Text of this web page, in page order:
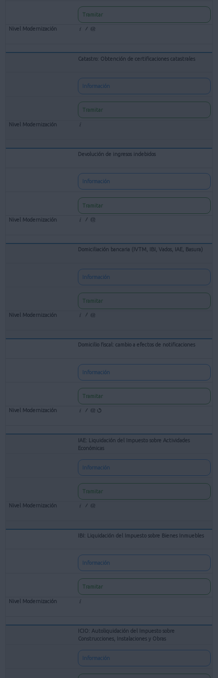
Tramitar
Catastro: Obtención de certificaciones catastrales
Información
Tramitar
Devolución de ingresos indebidos
Información
Tramitar
Domiciliación bancaria (IVTM, IBI, Vados, IAE, Basura)
Información
Tramitar
Domicilio fiscal: cambio a efectos de notificaciones
Información
Tramitar
IAE: Liquidación del Impuesto sobre Actividades
Económicas
Información
Tramitar
IBI: Liquidación del Impuesto sobre Bienes Inmuebles
Información
Tramitar
ICIO: Autoliquidación del Impuesto sobre
Construcciones, Instalaciones y Obras
Información